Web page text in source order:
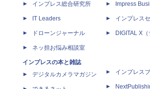
インプレス総合研究所
IT Leaders
ドローンジャーナル
ネッ担お悩み相談室
インプレスの本と雑誌
デジタルカメラマガジン
Impress
インプレス
DIGITAL X
インプレス